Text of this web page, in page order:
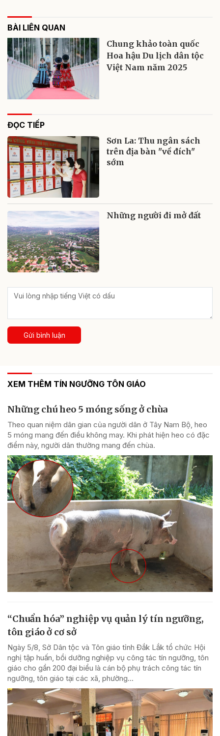
BÀI LIÊN QUAN
Chung khảo toàn quốc
Hoa hậu Du lịch dân tộc
Việt Nam năm 2025
ĐỌC TIẾP
Sơn La: Thu ngân sách
trên địa bàn "về đích"
sớm
Những người đi mở đất
Gửi bình luận
XEM THÊM TÍN NGƯỠNG TÔN GIÁO
Những chú heo 5 móng sống ở chùa
Theo quan niệm dân gian của người dân ở Tây Nam Bộ, heo
5 móng mang đến điều không may. Khi phát hiện heo có đặc
điểm này, người dân thường mang đến chùa.
“Chuẩn hóa” nghiệp vụ quản lý tín ngưỡng,
tôn giáo ở cơ sở
Ngày 5/8, Sở Dân tộc và Tôn giáo tỉnh Đắk Lắk tổ chức Hội
nghị tập huấn, bồi dưỡng nghiệp vụ công tác tín ngưỡng, tôn
giáo cho gần 200 đại biểu là cán bộ phụ trách công tác tín
ngưỡng, tôn giáo tại các xã, phường...